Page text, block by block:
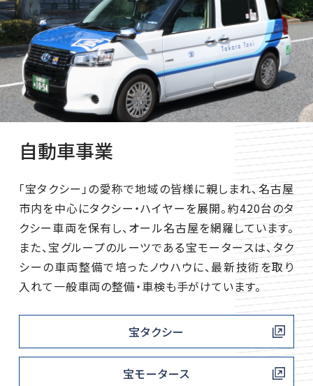
自動車事業
「宝タクシー」の愛称で地域の皆様に親しまれ、名古屋
市内を中心にタクシー・ハイヤーを展開。約420台のタ
クシー車両を保有し、オール名古屋を網羅しています。
また、宝グループのルーツである宝モータースは、タク
シーの車両整備で培ったノウハウに、最新技術を取り
入れて一般車両の整備・車検も手がけています。
宝タクシー
宝モータース